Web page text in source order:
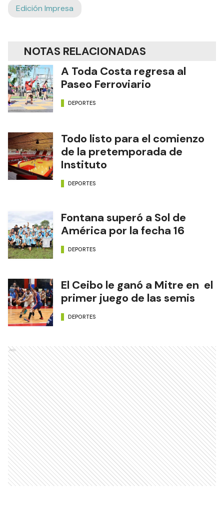
Edición Impresa
NOTAS RELACIONADAS
A Toda Costa regresa al
Paseo Ferroviario
DEPORTES
Todo listo para el comienzo
de la pretemporada de
Instituto
DEPORTES
Fontana superó a Sol de
América por la fecha 16
DEPORTES
El Ceibo le ganó a Mitre en el
primer juego de las semis
DEPORTES
Ads